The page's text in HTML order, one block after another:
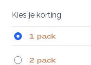
Kies je korting
1 pack
2 pack